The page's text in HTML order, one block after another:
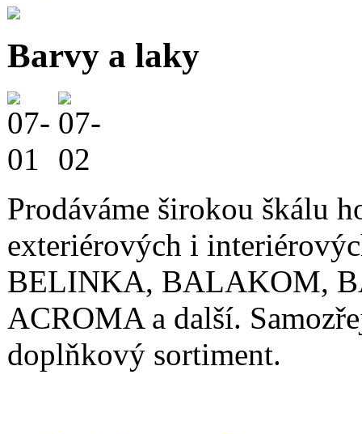
Barvy a laky
Prodáváme širokou škálu
exteriérových i
BELINKA, BALAKOM,
ACROMA a další.
doplňkový sortiment.